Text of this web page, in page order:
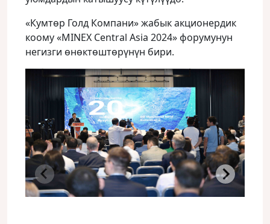
«Кумтөр Голд Компани» жабык акционердик
коому «MINEX Central Asia 2024» форумунун
негизги өнөктөштөрүнүн бири.